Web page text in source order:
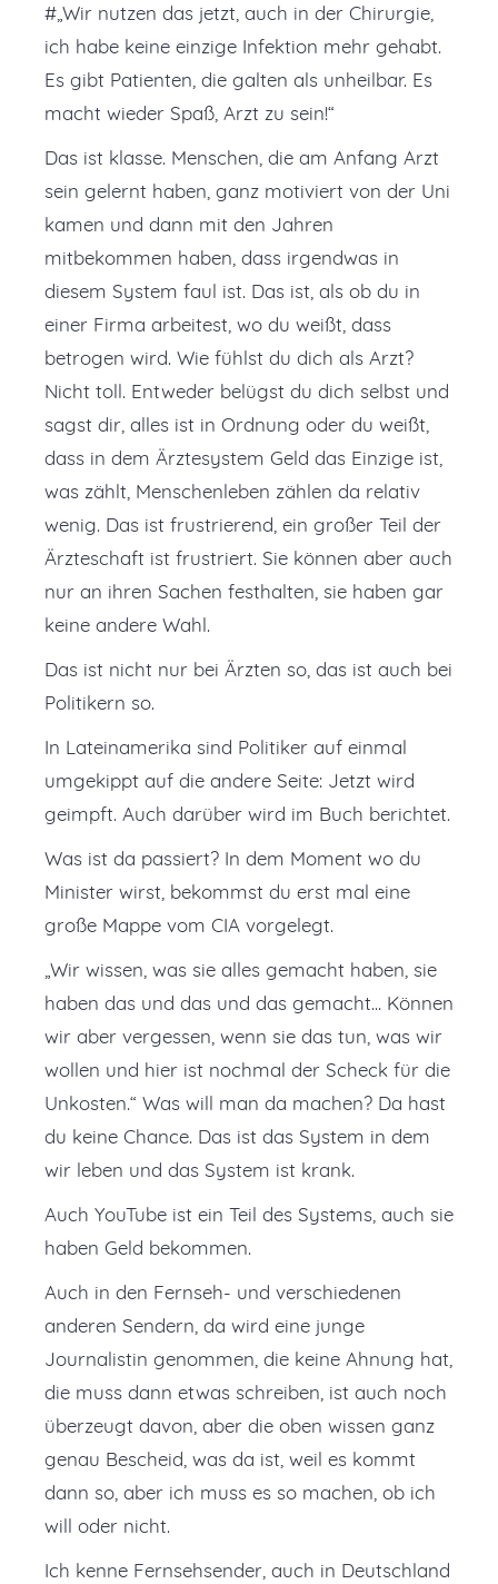
#„Wir nutzen das jetzt, auch in der Chirurgie,
ich habe keine einzige Infektion mehr gehabt.
Es gibt Patienten, die galten als unheilbar. Es
macht wieder Spaß, Arzt zu sein!“
Das ist klasse. Menschen, die am Anfang Arzt
sein gelernt haben, ganz motiviert von der Uni
kamen und dann mit den Jahren
mitbekommen haben, dass irgendwas in
diesem System faul ist. Das ist, als ob du in
einer Firma arbeitest, wo du weißt, dass
betrogen wird. Wie fühlst du dich als Arzt?
Nicht toll. Entweder belügst du dich selbst und
sagst dir, alles ist in Ordnung oder du weißt,
dass in dem Ärztesystem Geld das Einzige ist,
was zählt, Menschenleben zählen da relativ
wenig. Das ist frustrierend, ein großer Teil der
Ärzteschaft ist frustriert. Sie können aber auch
nur an ihren Sachen festhalten, sie haben gar
keine andere Wahl.
Das ist nicht nur bei Ärzten so, das ist auch bei
Politikern so.
In Lateinamerika sind Politiker auf einmal
umgekippt auf die andere Seite: Jetzt wird
geimpft. Auch darüber wird im Buch berichtet.
Was ist da passiert? In dem Moment wo du
Minister wirst, bekommst du erst mal eine
große Mappe vom CIA vorgelegt.
„Wir wissen, was sie alles gemacht haben, sie
haben das und das und das gemacht... Können
wir aber vergessen, wenn sie das tun, was wir
wollen und hier ist nochmal der Scheck für die
Unkosten.“ Was will man da machen? Da hast
du keine Chance. Das ist das System in dem
wir leben und das System ist krank.
Auch YouTube ist ein Teil des Systems, auch sie
haben Geld bekommen.
Auch in den Fernseh- und verschiedenen
anderen Sendern, da wird eine junge
Journalistin genommen, die keine Ahnung hat,
die muss dann etwas schreiben, ist auch noch
überzeugt davon, aber die oben wissen ganz
genau Bescheid, was da ist, weil es kommt
dann so, aber ich muss es so machen, ob ich
will oder nicht.
Ich kenne Fernsehsender, auch in Deutschland